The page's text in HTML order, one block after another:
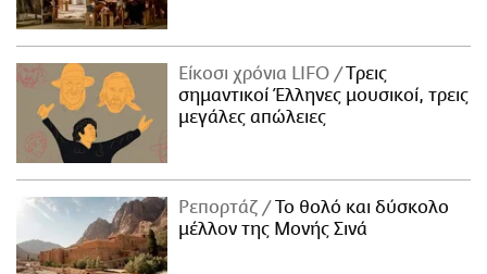
Είκοσι χρόνια LIFO
Tρεις
σημαντικοί Έλληνες μουσικοί, τρεις
μεγάλες απώλειες
Ρεπορτάζ
Το θολό και δύσκολο
μέλλον της Μονής Σινά